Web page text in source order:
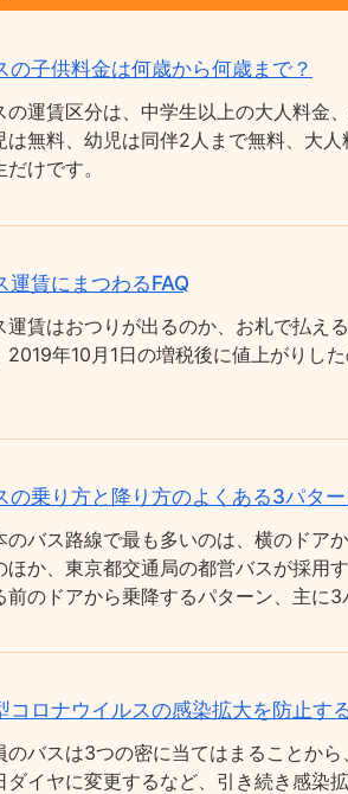
の子供料金は何歳から何歳まで？
の運賃区分は、中学生以上の大人料金
は無料、幼児は同伴2人まで無料、大
だけです。
運賃にまつわるFAQ
運賃はおつりが出るのか、お札で払え
2019年10月1日の増税後に値上がりし
の乗り方と降り方のよくある3パタ
のバス路線で最も多いのは、横のドア
ほか、東京都交通局の都営バスが採用
前のドアから乗降するパターン、主に3
コロナウイルスの感染拡大を防止す
のバスは3つの密に当てはまることか
ダイヤに変更するなど、引き続き感染